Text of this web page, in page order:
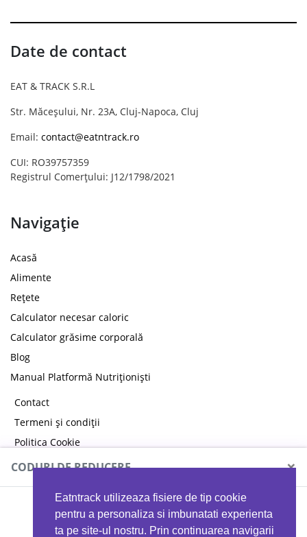
Eatntrack utilizeaza fisiere de tip cookie
pentru a personaliza si imbunatati experienta
ta pe site-ul nostru. Prin continuarea navigarii
Date de contact
EAT & TRACK S.R.L
Str. Măceșului, Nr. 23A, Cluj-Napoca, Cluj
Email: contact@eatntrack.ro
CUI: RO39757359
Registrul Comerțului: J12/1798/2021
Navigație
Acasă
Alimente
Rețete
Calculator necesar caloric
Calculator grăsime corporală
Blog
Manual Platformă Nutriționiști
Contact
Termeni și condiții
Politica Cookie
Politica de confidențialitate
CODURI DE REDUCERE ×
MYPROTEIN